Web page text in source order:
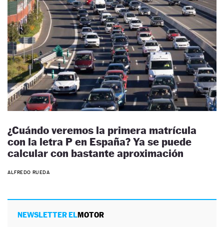
¿Cuándo veremos la primera matrícula
con la letra P en España? Ya se puede
calcular con bastante aproximación
ALFREDO RUEDA
NEWSLETTER ELMOTOR